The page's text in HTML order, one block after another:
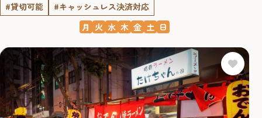
#貸切可能
#キャッシュレス決済対応
月 火 水 木 金 土 日